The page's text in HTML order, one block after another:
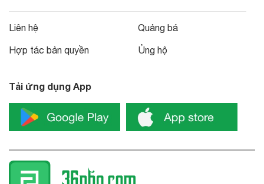
Liên hệ
Hợp tác bản quyền
Quảng bá
Ủng hộ
Tải ứng dụng App